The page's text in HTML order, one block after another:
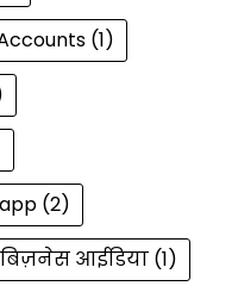
(1)
(2)
बिज़नेस आईडिया(1)